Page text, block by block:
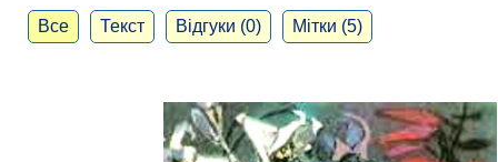
Все Текст Відгуки (0) Мітки (5)